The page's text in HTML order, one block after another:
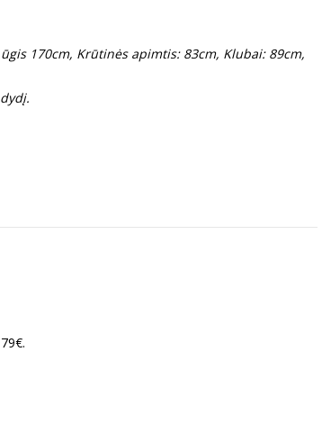
170cm, Krūtinės apimtis: 83cm, Klubai: 89cm,